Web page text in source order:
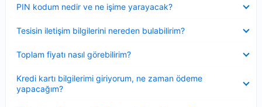
PIN kodum nedir ve ne işime yarayacak?
Tesisin iletişim bilgilerini nereden bulabilirim?
Toplam fiyatı nasıl görebilirim?
Kredi kartı bilgilerimi giriyorum, ne zaman ödeme
yapacağım?